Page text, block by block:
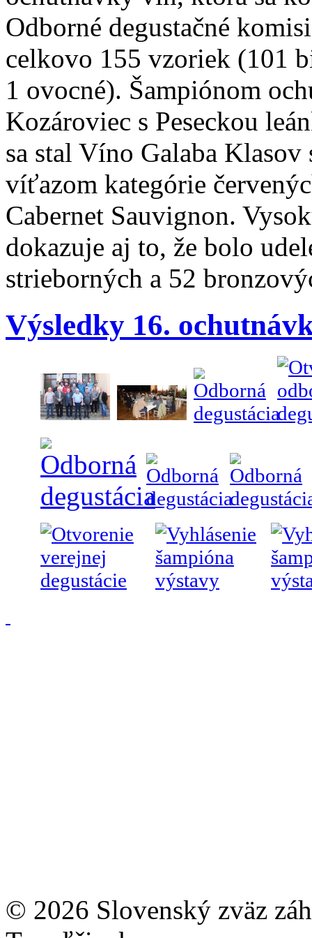
Odborné degustačné
celkovo 155 vzoriek (101
1 ovocné). Šampiónom
Kozároviec s Peseckou
sa stal Víno Galaba Klasov
víťazom kategórie
Cabernet Sauvignon.
dokazuje aj to, že bolo
strieborných a 52
Výsledky 16.
© 2026 Slovenský zväz